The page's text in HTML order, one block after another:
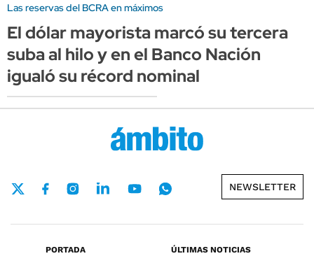
Las reservas del BCRA en máximos
El dólar mayorista marcó su tercera
suba al hilo y en el Banco Nación
igualó su récord nominal
NEWSLETTER
PORTADA
ÚLTIMAS NOTICIAS